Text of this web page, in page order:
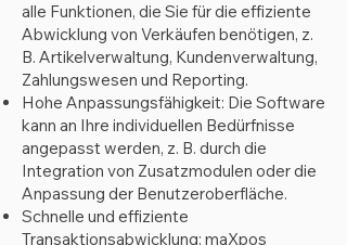
alle Funktionen, die Sie für die effiziente
Abwicklung von Verkäufen benötigen, z.
B. Artikelverwaltung, Kundenverwaltung,
Zahlungswesen und Reporting.
Hohe Anpassungsfähigkeit: Die Software
kann an Ihre individuellen Bedürfnisse
angepasst werden, z. B. durch die
Integration von Zusatzmodulen oder die
Anpassung der Benutzeroberfläche.
Schnelle und effiziente
Transaktionsabwicklung: maXpos